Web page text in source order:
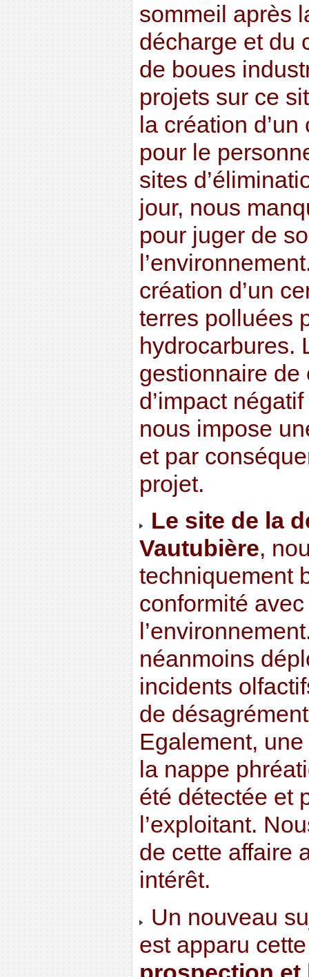
sommeil après
décharge et du
de boues
projets sur ce
la création
pour le
sites
jour, nous
pour juger de
création d’un
terres polluées
hydrocarbures.
gestionnaire de
d’impact
nous impose
et par
projet.
Le site de la
Vautubière,
techniquement
conformité
néanmoins
incidents
de
Egalement,
la nappe
été détectée et
l’exploitant.
de cette affaire
intérêt.
Un nouveau
est apparu